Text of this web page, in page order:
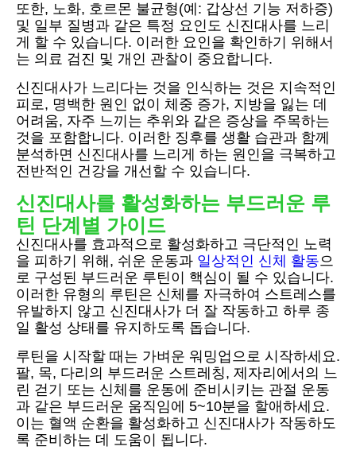
또한, 노화, 호르몬 불균형(예: 갑상선 기능 저하증)
및 일부 질병과 같은 특정 요인도 신진대사를 느리
게 할 수 있습니다. 이러한 요인을 확인하기 위해서
는 의료 검진 및 개인 관찰이 중요합니다.
신진대사가 느리다는 것을 인식하는 것은 지속적인
피로, 명백한 원인 없이 체중 증가, 지방을 잃는 데
어려움, 자주 느끼는 추위와 같은 증상을 주목하는
것을 포함합니다. 이러한 징후를 생활 습관과 함께
분석하면 신진대사를 느리게 하는 원인을 극복하고
전반적인 건강을 개선할 수 있습니다.
신진대사를 활성화하는 부드러운 루
틴 단계별 가이드
신진대사를 효과적으로 활성화하고 극단적인 노력
을 피하기 위해, 쉬운 운동과 일상적인 신체 활동으
로 구성된 부드러운 루틴이 핵심이 될 수 있습니다.
이러한 유형의 루틴은 신체를 자극하여 스트레스를
유발하지 않고 신진대사가 더 잘 작동하고 하루 종
일 활성 상태를 유지하도록 돕습니다.
루틴을 시작할 때는 가벼운 워밍업으로 시작하세요.
팔, 목, 다리의 부드러운 스트레칭, 제자리에서의 느
린 걷기 또는 신체를 운동에 준비시키는 관절 운동
과 같은 부드러운 움직임에 5~10분을 할애하세요.
이는 혈액 순환을 활성화하고 신진대사가 작동하도
록 준비하는 데 도움이 됩니다.